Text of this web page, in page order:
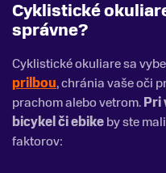
Cyklistické
správne?
Cyklistické okuliare sa
prilbou, chránia vaše oči
prachom alebo vetrom.Pri
bicykel či ebikeby ste
faktorov: